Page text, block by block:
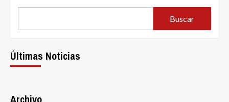
Buscar
Últimas Noticias
Archivo